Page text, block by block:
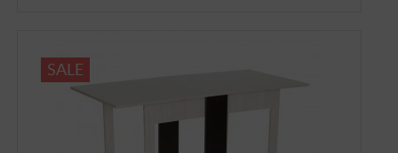
SALE